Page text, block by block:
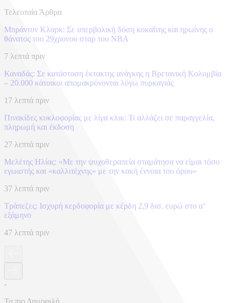
Τελευταία Άρθρα
Μπράντον Κλαρκ: Σε υπερβολική δόση κοκαΐνης και ηρωίνης ο
θάνατος του 29χρονου σταρ του NBA
7 λεπτά πριν
Καναδάς: Σε κατάσταση έκτακτης ανάγκης η Βρετανική Κολομβία
– 20.000 κάτοικοι απομακρύνονται λόγω πυρκαγιάς
17 λεπτά πριν
Πινακίδες κυκλοφορίας με λίγα κλικ: Τι αλλάζει σε παραγγελία,
πληρωμή και έκδοση
27 λεπτά πριν
Μελέτης Ηλίας: «Με την ψυχοθεραπεία σταμάτησα να είμαι τόσο
εγωιστής και «καλλιτέχνης» με την κακή έννοια του όρου»
37 λεπτά πριν
Τράπεζες: Ισχυρή κερδοφορία με κέρδη 2,9 δισ. ευρώ στο α’
εξάμηνο
47 λεπτά πριν
-